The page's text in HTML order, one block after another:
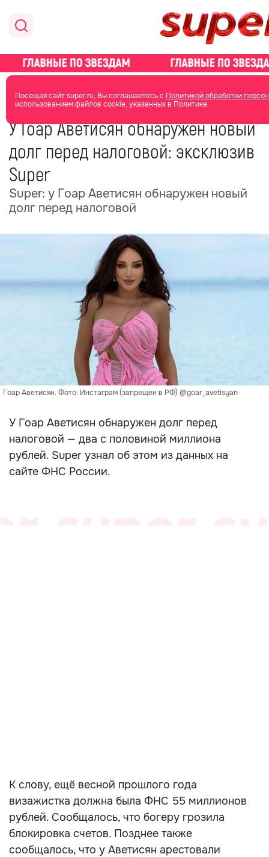
Посещая сайт super.ru, Вы соглашаетесь с Политикой обработки
использованием файлов cookie, указанных в Политике.
главная новости о звездах новости
У Гоар Аветисян обнаружен новый
долг перед налоговой: эксклюзив
Super
Super: у Гоар Аветисян обнаружен новый
долг перед налоговой
Гоар Аветисян. Фото: Инстаграм (запрещен в РФ) @goar_avetisyan
У Гоар Аветисян обнаружен долг перед
налоговой — два с половиной миллиона
рублей. Super узнал об этом из данных на
сайте ФНС России.
К слову, ещё весной прошлого года
визажистка должна была ФНС 55 миллионов
рублей. Сообщалось, что богеру грозила
блокировка счетов. Позднее также
сообщалось, что у Аветисян арестовали